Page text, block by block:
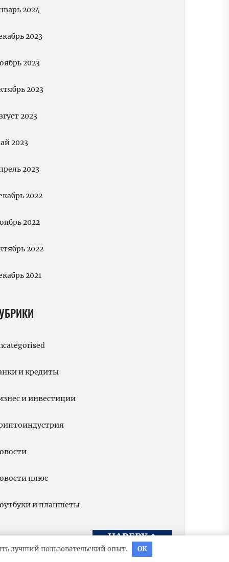
2024
2023
2023
2023
2023
2023
2023
2022
2022
2022
2021
и кредиты
и инвестиции
плюс
и планшеты
НАВЕРХ↑
лучший пользовательский опыт. OK